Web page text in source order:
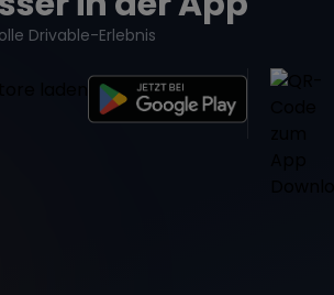
Drivable-Erlebnis